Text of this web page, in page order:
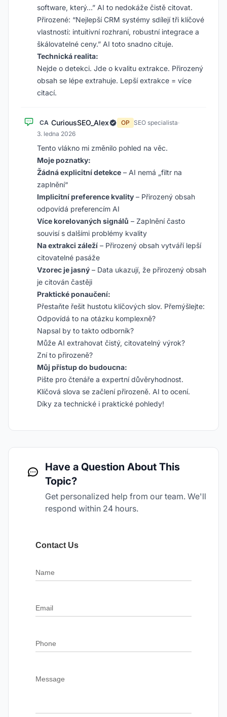
software, který…” AI to nedokáže čistě citovat.
Přirozené: “Nejlepší CRM systémy sdílejí tři klíčové
vlastnosti: intuitivní rozhraní, robustní integrace a
škálovatelné ceny.” AI toto snadno cituje.
Technická realita:
Nejde o detekci. Jde o kvalitu extrakce. Přirozený
obsah se lépe extrahuje. Lepší extrakce = více
citací.
CA CuriousSEO_Alex OP SEO specialista·
3. ledna 2026
Tento vlákno mi změnilo pohled na věc.
Moje poznatky:
Žádná explicitní detekce – AI nemá „filtr na
zaplnění“
Implicitní preference kvality – Přirozený obsah
odpovídá preferencím AI
Více korelovaných signálů – Zaplnění často
souvisí s dalšími problémy kvality
Na extrakci záleží – Přirozený obsah vytváří lepší
citovatelné pasáže
Vzorec je jasný – Data ukazují, že přirozený obsah
je citován častěji
Praktické ponaučení:
Přestaňte řešit hustotu klíčových slov. Přemýšlejte:
Odpovídá to na otázku komplexně?
Napsal by to takto odborník?
Může AI extrahovat čistý, citovatelný výrok?
Zní to přirozeně?
Můj přístup do budoucna:
Pište pro čtenáře a expertní důvěryhodnost.
Klíčová slova se začlení přirozeně. AI to ocení.
Díky za technické i praktické pohledy!
Have a Question About This
Topic?
Get personalized help from our team. We'll
respond within 24 hours.